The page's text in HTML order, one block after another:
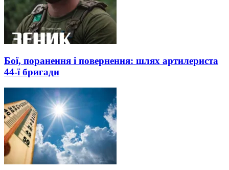
Бої, поранення і повернення: шлях артилериста
44-ї бригади